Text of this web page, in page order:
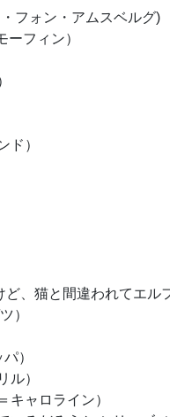
フォン・アムスベルグ)
ーフィン）
ド）
、猫と間違われてエル
）
）
ル）
キャロライン）